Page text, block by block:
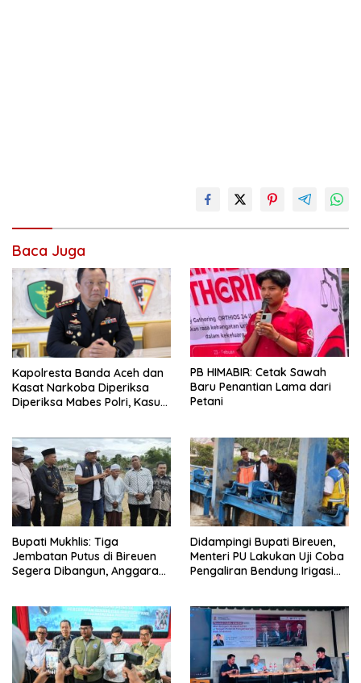
Baca Juga
Kapolresta Banda Aceh dan
Kasat Narkoba Diperiksa
Diperiksa Mabes Polri, Kasus
PB HIMABIR: Cetak Sawah
Baru Penantian Lama dari
Petani
Bupati Mukhlis: Tiga
Jembatan Putus di Bireuen
Segera Dibangun, Anggaran
Didampingi Bupati Bireuen,
Menteri PU Lakukan Uji Coba
Pengaliran Bendung Irigasi